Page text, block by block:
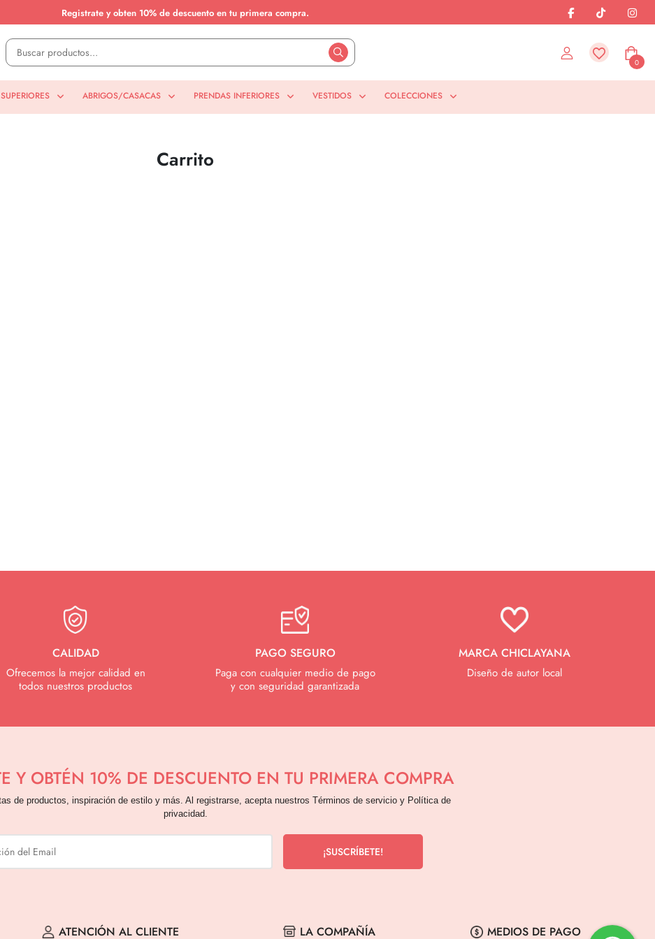
Registrate y obten 10% de descuento en tu primera compra.
0
ABRIGOS/CASACAS PRENDAS INFERIORES VESTIDOS COLECCIONES
Carrito
CALIDAD
Ofrecemos la mejor calidad en
todos nuestros productos
PAGO SEGURO
Paga con cualquier medio de pago
y con seguridad garantizada
MARCA CHICLAYANA
Diseño de autor local
Y OBTÉN 10% DE DESCUENTO EN TU PRIMERA COMPRA
de productos, inspiración de estilo y más. Al registrarse, acepta nuestros Términos de servicio y Política de
privacidad.
ATENCIÓN AL CLIENTE LA COMPAÑÍA MEDIOS DE PAGO